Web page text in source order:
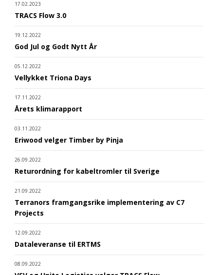
17.02.2023
TRACS Flow 3.0
19.12.2022
God Jul og Godt Nytt År
05.12.2022
Vellykket Triona Days
17.11.2022
Årets klimarapport
03.11.2022
Eriwood velger Timber by Pinja
26.09.2022
Returordning for kabeltromler til Sverige
21.09.2022
Terranors framgangsrike implementering av C7
Projects
12.09.2022
Dataleveranse til ERTMS
08.09.2022